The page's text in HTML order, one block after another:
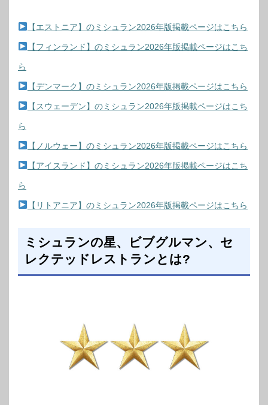
【エストニア】のミシュラン2026年版掲載ページはこちら
【フィンランド】のミシュラン2026年版掲載ページはこち
ら
【デンマーク】のミシュラン2026年版掲載ページはこちら
【スウェーデン】のミシュラン2026年版掲載ページはこち
ら
【ノルウェー】のミシュラン2026年版掲載ページはこちら
【アイスランド】のミシュラン2026年版掲載ページはこち
ら
【リトアニア】のミシュラン2026年版掲載ページはこちら
ミシュランの星、ビブグルマン、セ
レクテッドレストランとは?